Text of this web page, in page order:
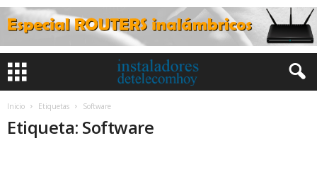
Inicio Etiquetas Software
Etiqueta: Software